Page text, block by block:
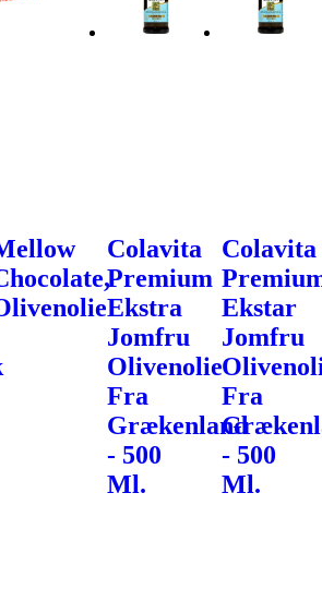
Colavita
Premium
Ekstra
Jomfru
Olivenolie
Fra
Grækenland
- 500
Ml.
Colavita
Ekstar
Jomfru
Fra
- 500
Ml.